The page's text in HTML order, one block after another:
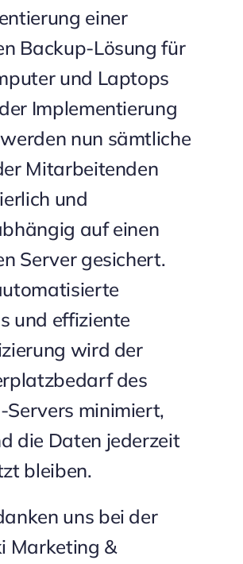
einer
Backup-Lösung für
und Laptops
Implementierung
nun sämtliche
Mitarbeitenden
und
auf einen
Server gesichert.
und effiziente
wird der
des
Servers minimiert,
die Daten jederzeit
bleiben.
uns bei der
Marketing &